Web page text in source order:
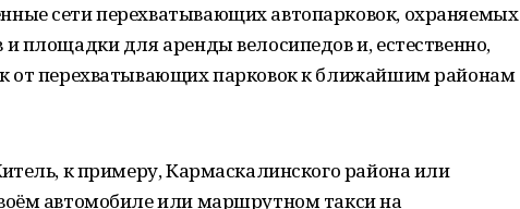
сети перехватывающих автопарковок, охраняемых
площадки для аренды велосипедов и, естественно,
от перехватывающих парковок к ближайшим районам
к примеру, Кармаскалинского района или
автомобиле или маршрутном такси на